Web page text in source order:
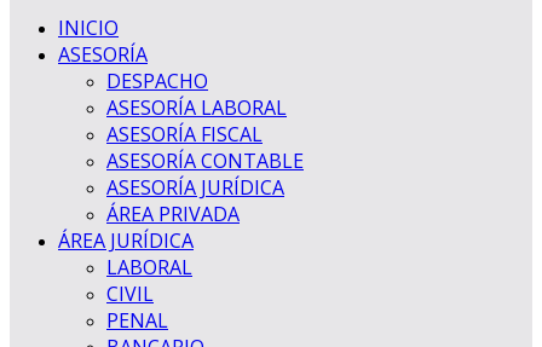
INICIO
ASESORÍA
DESPACHO
ASESORÍA LABORAL
ASESORÍA FISCAL
ASESORÍA CONTABLE
ASESORÍA JURÍDICA
ÁREA PRIVADA
ÁREA JURÍDICA
LABORAL
CIVIL
PENAL